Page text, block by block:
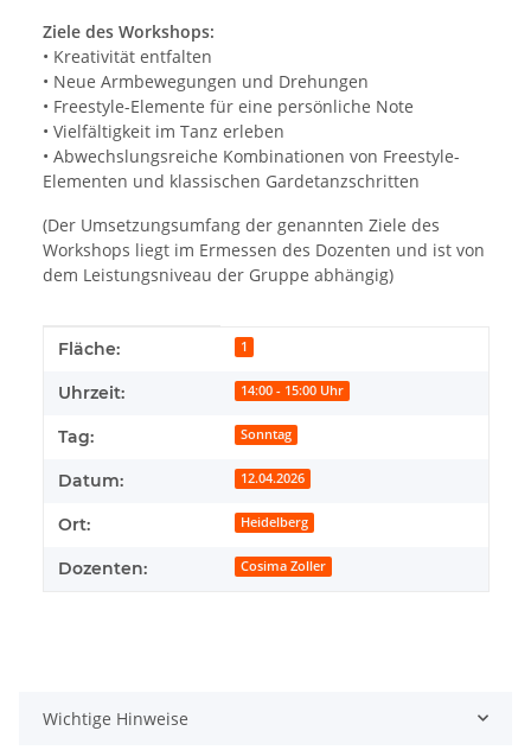
Ziele des Workshops:
• Kreativität entfalten
• Neue Armbewegungen und Drehungen
• Freestyle-Elemente für eine persönliche Note
• Vielfältigkeit im Tanz erleben
• Abwechslungsreiche Kombinationen von Freestyle-
Elementen und klassischen Gardetanzschritten
(Der Umsetzungsumfang der genannten Ziele des
Workshops liegt im Ermessen des Dozenten und ist von
dem Leistungsniveau der Gruppe abhängig)
Produkteigenschaft
Wert
Fläche: 1
Uhrzeit: 14:00 - 15:00 Uhr
Tag: Sonntag
Datum: 12.04.2026
Ort: Heidelberg
Dozenten: Cosima Zoller
Wichtige Hinweise